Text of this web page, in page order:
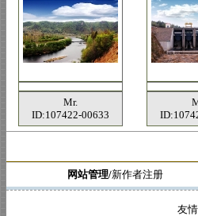
Mr.
ID:107422-00633
网站管理/新作者注册
友